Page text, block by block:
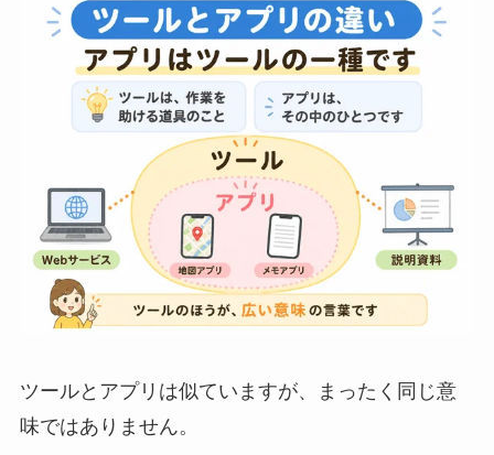
ツールとアプリは似ていますが、まったく同じ意
味ではありません。